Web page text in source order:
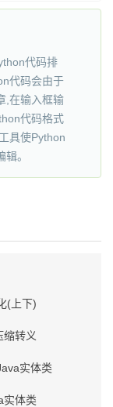
代码排
代码会由于
,在输入框输
代码格式
具使Python
。
(上下)
缩转义
实体类
实体类